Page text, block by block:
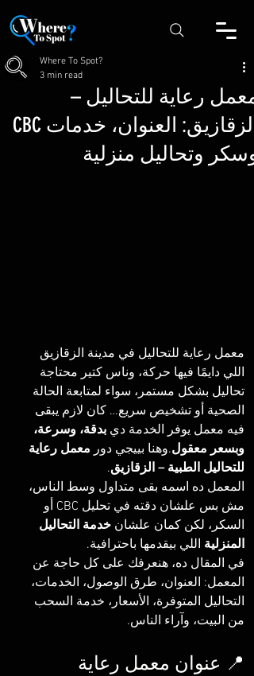
معمل رعاية للتحاليل –
الزقازيق: العنوان، خدمات CBC
وسكر وتحاليل منزلية
Where To Spot?
3 min read
معمل رعاية للتحاليل في مدينة الزقازيق
اللي دايمًا فيها حركة، وناس كتير محتاجة
تحاليل بشكل مستمر، سواء لمتابعة الحالة
الصحية أو تشخيص سريع… كان لازم يبقى
فيه معمل يوفر الخدمة دي بدقة، وسرعة،
وبسعر معقول.وهنا بييجي دور معمل رعاية
للتحاليل الطبية – الزقازيق.
المعمل ده اسمه بقى متداول وسط الناس،
مش بس علشان دقته في تحليل CBC أو
السكر، لكن كمان علشان خدمة التحاليل
المنزلية اللي بيقدمها باحترافية.
في المقال ده، هنعرفك على كل حاجة عن
المعمل: العنوان، طرق الوصول، الخدمات،
التحاليل المتوفرة، الأسعار، خدمة السحب
من البيت، وآراء الناس.
📍 عنوان معمل رعاية